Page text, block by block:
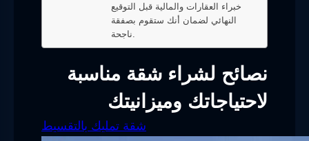
خبراء العقارات والمالية قبل التوقيع
النهائي لضمان أنك ستقوم بصفقة
نصائح لشراء شقة مناسبة
لاحتياجاتك وميزانيتك
شقة تمليك بالتقسيط